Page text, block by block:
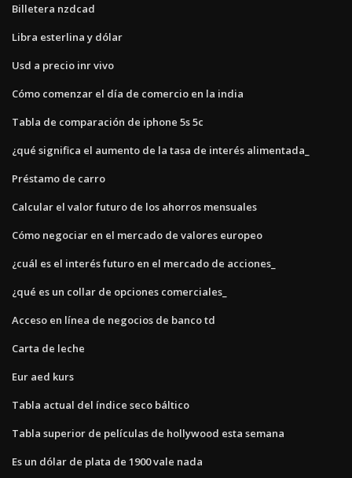
Billetera nzdcad
Libra esterlina y dólar
Usd a precio inr vivo
Cómo comenzar el día de comercio en la india
Tabla de comparación de iphone 5s 5c
¿qué significa el aumento de la tasa de interés alimentada_
Préstamo de carro
Calcular el valor futuro de los ahorros mensuales
Cómo negociar en el mercado de valores europeo
¿cuál es el interés futuro en el mercado de acciones_
¿qué es un collar de opciones comerciales_
Acceso en línea de negocios de banco td
Carta de leche
Eur aed kurs
Tabla actual del índice seco báltico
Tabla superior de películas de hollywood esta semana
Es un dólar de plata de 1900 vale nada